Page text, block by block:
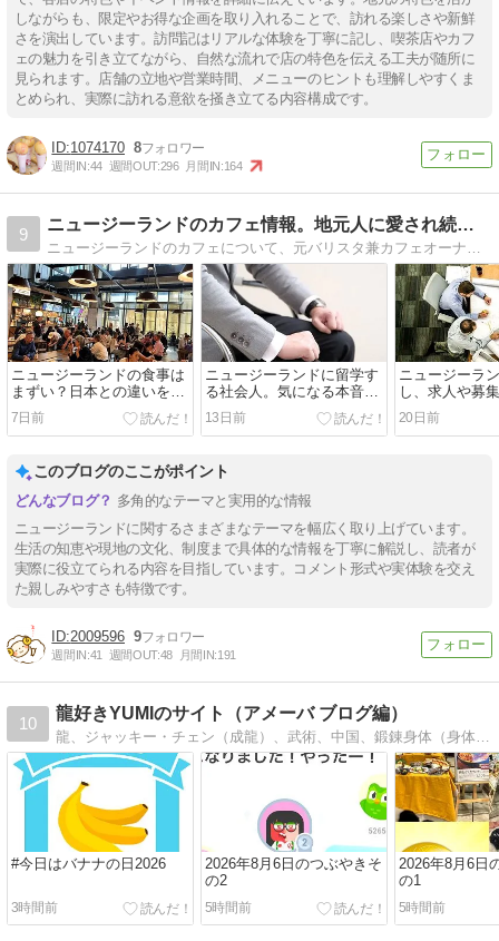
しながらも、限定やお得な企画を取り入れることで、訪れる楽しさや新鮮
さを演出しています。訪問記はリアルな体験を丁寧に記し、喫茶店やカフ
ェの魅力を引き立てながら、自然な流れで店の特色を伝える工夫が随所に
見られます。店舗の立地や営業時間、メニューのヒントも理解しやすくま
とめられ、実際に訪れる意欲を掻き立てる内容構成です。
1074170 8
週間IN:44 週間OUT:296 月間IN:164
9
ニュージーランドのカフェ情報。地元人に愛され続ける店特集
ニュージーランドの食事は
まずい？日本との違いを考
察する
7日前
ニュージーランドに留学す
る社会人。気になる本音の
お話し
13日前
ニュージーラ
し、求人や募
つけ方
20日前
このブログのここがポイント
多角的なテーマと実用的な情報
ニュージーランドに関するさまざまなテーマを幅広く取り上げています。
生活の知恵や現地の文化、制度まで具体的な情報を丁寧に解説し、読者が
実際に役立てられる内容を目指しています。コメント形式や実体験を交え
た親しみやすさも特徴です。
2009596 9
週間IN:41 週間OUT:48 月間IN:191
10
龍好きYUMIのサイト（アメーバ ブログ編）
龍、ジャッキー・チェン（成龍）、武術、中国、鍛錬身体（身体を鍛える事）、猫、スタバ、アナスイ、マリンスポーツ、水泳、・・・etc好き管理人のサイトです。
#今日はバナナの日2026
3時間前
2026年8月6日のつぶやきそ
の2
5時間前
2026年8月6日
の1
5時間前